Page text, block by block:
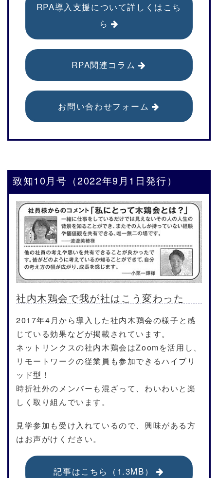
RPA導入支援について詳しくはこち
ら
RPA関連コラム
お問い合わせフォーム
致知10月号（2022年9月1日発行）
社内木鶏会で我が社はこう変わった
2017年4月から導入した社内木鶏会の様子と感
じている効果などが掲載されています。
ネットリンクスの社内木鶏会はZoomを活用し、
リモートワークの従業員も参加できるハイブリ
ッド型！
時折社外のメンバーも混ざって、わいわいと楽
しく取り組んでいます。
見学参加も受け入れているので、興味がある方
はお声がけください。
記事はこちら（1.3MB）